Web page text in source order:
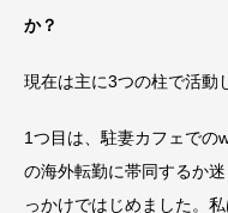
か？
現在は主に3つの柱で活動
1つ目は、駐妻カフェでの
の海外転勤に帯同するか
っかけではじめました。